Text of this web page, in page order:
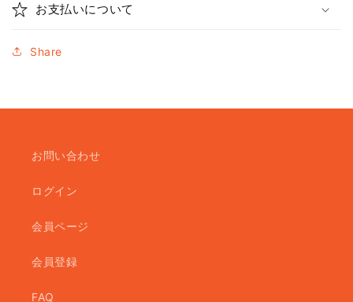
お支払いについて
Share
お問い合わせ
ログイン
会員ページ
会員登録
FAQ